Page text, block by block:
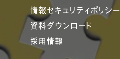
情報セキュリティポリシー
資料ダウンロード
採用情報